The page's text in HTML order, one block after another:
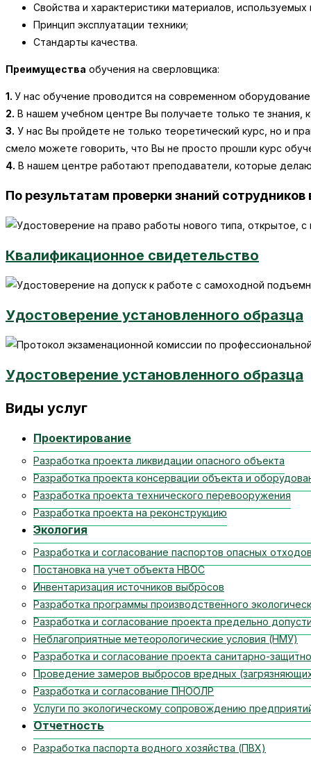
Свойства и характеристики материалов, используемых
Принцип эксплуатации техники;
Стандарты качества.
Преимущества обучения на сверловщика:
1. У нас обучение проводится на современном
2. В нашем учебном центре Вы получаете только те знания,
3. У нас Вы пройдете не только теоретический курс, но и
смело можете говорить, что Вы не просто прошли курс
4. В нашем центре работают преподаватели, которые
По результатам проверки знаний
Квалификационное свидетельство
Удостоверение установленного образца
Удостоверение установленного образца
Виды услуг
Проектирование
Разработка проекта ликвидации опасного объекта
Разработка проекта консервации объекта и
Разработка проекта технического перевооружения
Разработка проекта на реконструкцию
Экология
Разработка и согласование паспортов опасных
Постановка на учет объекта НВОС
Инвентаризация источников выбросов
Разработка программы производственного
Разработка и согласование проекта предельно
Неблагоприятные метеорологические условия (НМУ)
Разработка и согласование проекта санитарно-
Проведение замеров выбросов вредных
Разработка и согласование ПНООЛР
Услуги по экологическому сопровождению
Отчетность
Разработка паспорта водного хозяйства (ПВХ)